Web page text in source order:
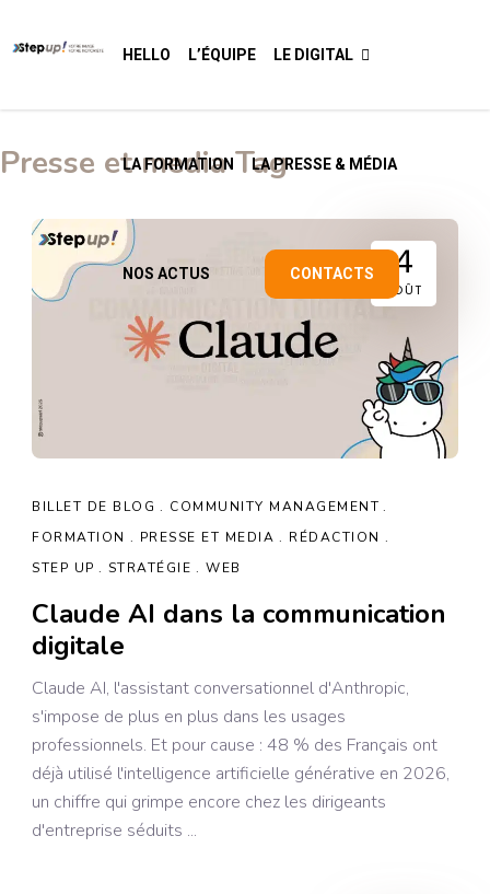
HELLO L’ÉQUIPE LE DIGITAL
LA FORMATION LA PRESSE & MÉDIA
NOS ACTUS CONTACTS
Presse et media Tag
4
AOÛT
BILLET DE BLOG
COMMUNITY MANAGEMENT
FORMATION
PRESSE ET MEDIA
RÉDACTION
STEP UP
STRATÉGIE WEB
Claude AI dans la communication
digitale
Claude AI, l'assistant conversationnel d'Anthropic,
s'impose de plus en plus dans les usages
professionnels. Et pour cause : 48 % des Français ont
déjà utilisé l'intelligence artificielle générative en 2026,
un chiffre qui grimpe encore chez les dirigeants
d'entreprise séduits